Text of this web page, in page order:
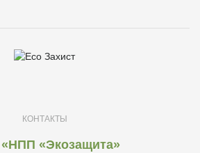
КОНТАКТЫ
«Экозащита»